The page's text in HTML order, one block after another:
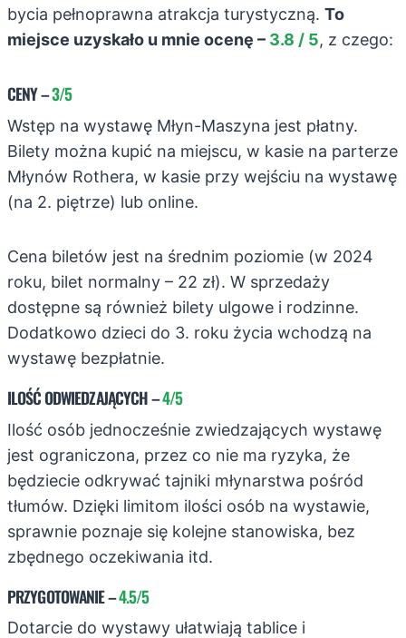
bycia pełnoprawna atrakcja turystyczną. To
miejsce uzyskało u mnie ocenę – 3.8 / 5, z czego:
CENY–3/5
Wstęp na wystawę Młyn-Maszyna jest płatny.
Bilety można kupić na miejscu, w kasie na parterze
Młynów Rothera, w kasie przy wejściu na wystawę
(na 2. piętrze) lub online.
Cena biletów jest na średnim poziomie (w 2024
roku, bilet normalny – 22 zł). W sprzedaży
dostępne są również bilety ulgowe i rodzinne.
Dodatkowo dzieci do 3. roku życia wchodzą na
wystawę bezpłatnie.
ILOŚĆ ODWIEDZAJĄCYCH–4/5
Ilość osób jednocześnie zwiedzających wystawę
jest ograniczona, przez co nie ma ryzyka, że
będziecie odkrywać tajniki młynarstwa pośród
tłumów. Dzięki limitom ilości osób na wystawie,
sprawnie poznaje się kolejne stanowiska, bez
zbędnego oczekiwania itd.
PRZYGOTOWANIE–4.5/5
Dotarcie do wystawy ułatwiają tablice i